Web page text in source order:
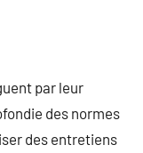
par leur
des normes
des entretiens